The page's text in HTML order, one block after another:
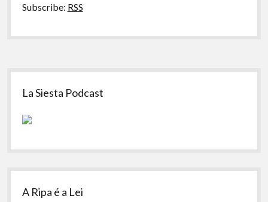
Subscribe: RSS
Sidebar
La Siesta Podcast
A Ripa é a Lei